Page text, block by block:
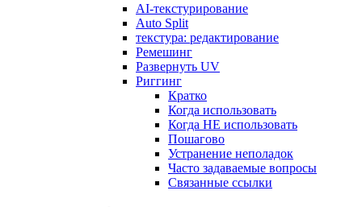
AI-текстурирование
Auto Split
текстура: редактирование
Ремешинг
Развернуть UV
Риггинг
Кратко
Когда использовать
Когда НЕ использовать
Пошагово
Устранение неполадок
Часто задаваемые вопросы
Связанные ссылки